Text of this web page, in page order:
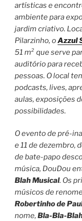
artísticas e
ambiente para
jardim criativo.
Pilarzinho, oAzzul
51 m² que serve
auditório para
pessoas. O local
podcasts, lives,
aulas, exposições
possibilidades.
O evento de pré-
e 11 de dezembro,
de bate-papo
música, DouDou
Blah Musical. Os
músicos de
Robertinho de
nome, Bla-Bla-